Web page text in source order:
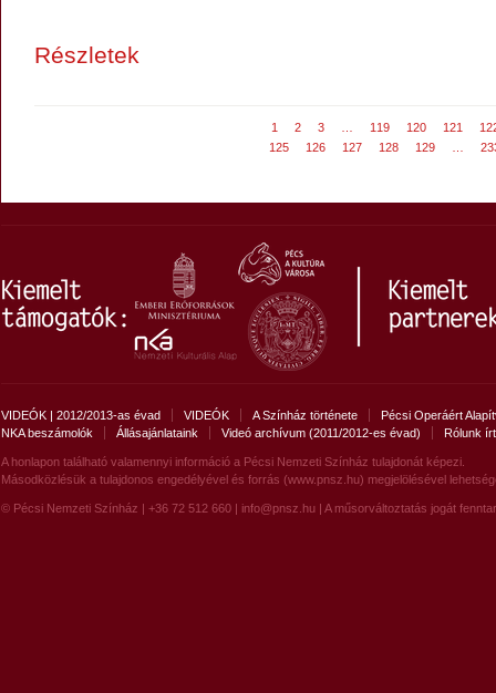
Részletek
1 2 3 119 120 121
125
126 127 128 129
VIDEÓK | 2012/2013-as évad VIDEÓK A Színház története
Pécsi Operáért
NKA beszámolók
Állásajánlataink Videó archívum (2011/2012-es évad) Rólunk
A honlapon található valamennyi információ a Pécsi Nemzeti Színház tulajdonát képezi.
Másodközlésük a tulajdonos engedélyével és forrás (www.pnsz.hu) megjelölésével
© Pécsi Nemzeti Színház | +36 72 512 660 | info@pnsz.hu| A műsorváltoztatás jogát